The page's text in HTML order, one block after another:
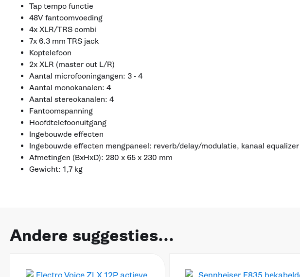
Tap tempo functie
48V fantoomvoeding
4x XLR/TRS combi
7x 6.3 mm TRS jack
Koptelefoon
2x XLR (master out L/R)
Aantal microfooningangen: 3 - 4
Aantal monokanalen: 4
Aantal stereokanalen: 4
Fantoomspanning
Hoofdtelefoonuitgang
Ingebouwde effecten
Ingebouwde effecten mengpaneel: reverb/delay/modulatie, kanaal equalizer
Afmetingen (BxHxD): 280 x 65 x 230 mm
Gewicht: 1,7 kg
Andere suggesties...